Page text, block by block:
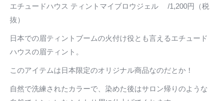
エチュードハウス ティントマイブロウジェル /1,200円（税
抜）
日本での眉ティントブームの火付け役とも言えるエチュード
ハウスの眉ティント。
このアイテムは日本限定のオリジナル商品なのだとか！
自然で洗練されたカラーで、染めた後はサロン帰りのような